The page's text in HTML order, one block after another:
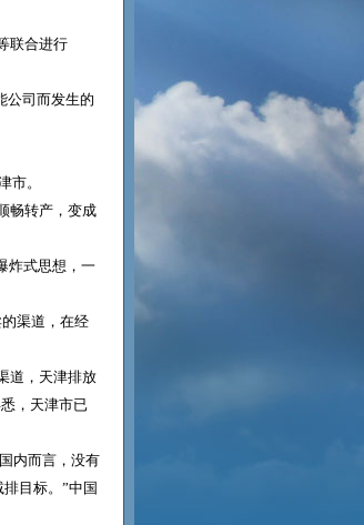
联合进行
公司而发生的
市。
畅转产，变成
炸式思想，一
渠道，在经
道，天津排放
，天津市已
内而言，没有
目标。”中国